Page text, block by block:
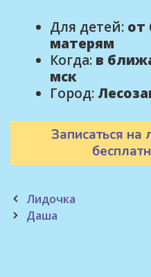
Для детей: от
матерям
Когда: в
мск
Город:
Записаться на
Post
navigation
Лидочка
Даша